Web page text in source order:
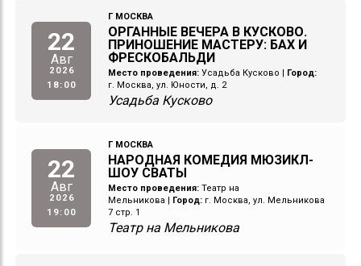
22
Авг
2026
18:00
Г МОСКВА
ОРГАННЫЕ ВЕЧЕРА В КУСКОВО.
ПРИНОШЕНИЕ МАСТЕРУ: БАХ И
ФРЕСКОБАЛЬДИ
Место проведения: Усадьба Кусково
Город:
г. Москва, ул. Юности, д. 2
Усадьба Кусково
22
Авг
2026
19:00
Г МОСКВА
НАРОДНАЯ КОМЕДИЯ МЮЗИКЛ-
ШОУ СВАТЫ
Место проведения: Театр на
Мельникова
Город: г. Москва, ул. Мельникова
7 стр. 1
Театр на Мельникова